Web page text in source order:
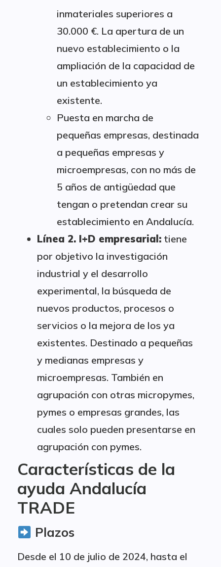
inmateriales superiores a
30.000 €. La apertura de un
nuevo establecimiento o la
ampliación de la capacidad de
un establecimiento ya
existente.
Puesta en marcha de
pequeñas empresas, destinada
a pequeñas empresas y
microempresas, con no más de
5 años de antigüedad que
tengan o pretendan crear su
establecimiento en Andalucía.
Línea 2. I+D empresarial: tiene
por objetivo la investigación
industrial y el desarrollo
experimental, la búsqueda de
nuevos productos, procesos o
servicios o la mejora de los ya
existentes. Destinado a pequeñas
y medianas empresas y
microempresas. También en
agrupación con otras micropymes,
pymes o empresas grandes, las
cuales solo pueden presentarse en
agrupación con pymes.
Características de la
ayuda Andalucía
TRADE
Plazos
Desde el 10 de julio de 2024, hasta el